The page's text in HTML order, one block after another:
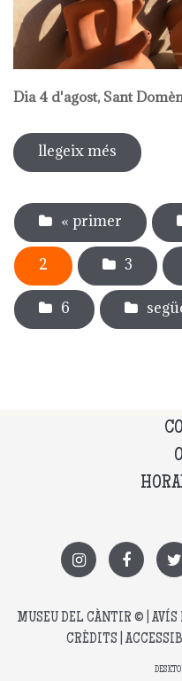
Dia 4 d'agost, Sant
llegeix més sobre
Pàgines
« primer
2 3
6
MUSEU DEL CÀNTIR © | AVÍS
CRÈDITS